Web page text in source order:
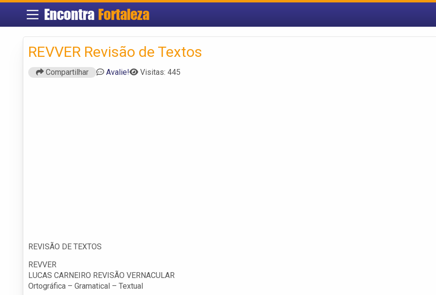
Encontra Fortaleza
REVVER Revisão de Textos
Compartilhar Avalie! Visitas: 445
REVISÃO DE TEXTOS
REVVER
LUCAS CARNEIRO REVISÃO VERNACULAR
Ortográfica – Gramatical – Textual